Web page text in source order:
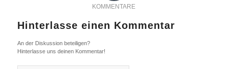
KOMMENTARE
Hinterlasse einen Kommentar
An der Diskussion beteiligen?
Hinterlasse uns deinen Kommentar!